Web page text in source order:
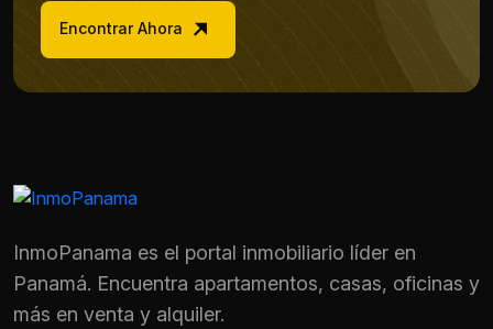
Encontrar Ahora
InmoPanama es el portal inmobiliario líder en
Panamá. Encuentra apartamentos, casas, oficinas y
más en venta y alquiler.